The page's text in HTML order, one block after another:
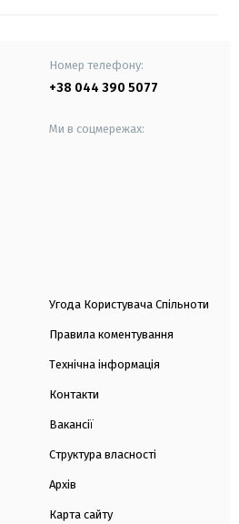
Номер телефону:
+38 044 390 5077
Ми в соцмережах:
Угода Користувача Спільноти
Правила коментування
Технічна інформація
Контакти
Вакансії
Структура власності
Архів
Карта сайту